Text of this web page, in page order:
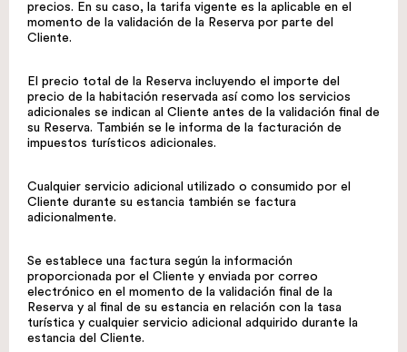
precios. En su caso, la tarifa vigente es la aplicable en el
momento de la validación de la Reserva por parte del
Cliente.
El precio total de la Reserva incluyendo el importe del
precio de la habitación reservada así como los servicios
adicionales se indican al Cliente antes de la validación final de
su Reserva. También se le informa de la facturación de
impuestos turísticos adicionales.
Cualquier servicio adicional utilizado o consumido por el
Cliente durante su estancia también se factura
adicionalmente.
Se establece una factura según la información
proporcionada por el Cliente y enviada por correo
electrónico en el momento de la validación final de la
Reserva y al final de su estancia en relación con la tasa
turística y cualquier servicio adicional adquirido durante la
estancia del Cliente.